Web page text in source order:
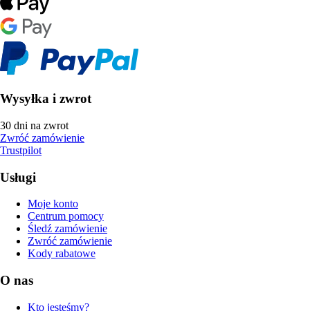
Wysyłka i zwrot
30 dni na zwrot
Zwróć zamówienie
Trustpilot
Usługi
Moje konto
Centrum pomocy
Śledź zamówienie
Zwróć zamówienie
Kody rabatowe
O nas
Kto jesteśmy?